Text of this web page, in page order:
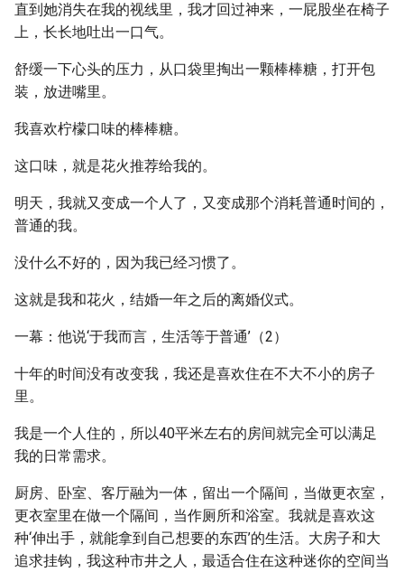
直到她消失在我的视线里，我才回过神来，一屁股坐在椅子
上，长长地吐出一口气。
舒缓一下心头的压力，从口袋里掏出一颗棒棒糖，打开包
装，放进嘴里。
我喜欢柠檬口味的棒棒糖。
这口味，就是花火推荐给我的。
明天，我就又变成一个人了，又变成那个消耗普通时间的，
普通的我。
没什么不好的，因为我已经习惯了。
这就是我和花火，结婚一年之后的离婚仪式。
一幕：他说‘于我而言，生活等于普通’（2）
十年的时间没有改变我，我还是喜欢住在不大不小的房子
里。
我是一个人住的，所以40平米左右的房间就完全可以满足
我的日常需求。
厨房、卧室、客厅融为一体，留出一个隔间，当做更衣室，
更衣室里在做一个隔间，当作厕所和浴室。我就是喜欢这
种‘伸出手，就能拿到自己想要的东西’的生活。大房子和大
追求挂钩，我这种市井之人，最适合住在这种迷你的空间当